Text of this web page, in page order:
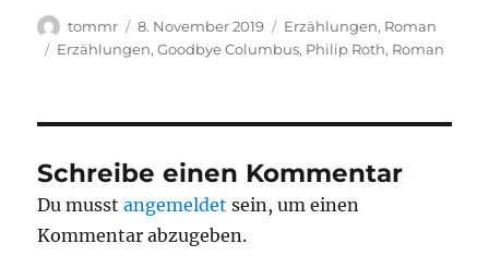
Autor
tommr
Veröffentlicht
am
8. November 2019 Kategorien
Erzählungen, Roman
Schlagwörter
Erzählungen,Goodbye Columbus, Philip Roth, Roman
Schreibe einen Kommentar
Du musstangemeldet sein, um einen
Kommentar abzugeben.